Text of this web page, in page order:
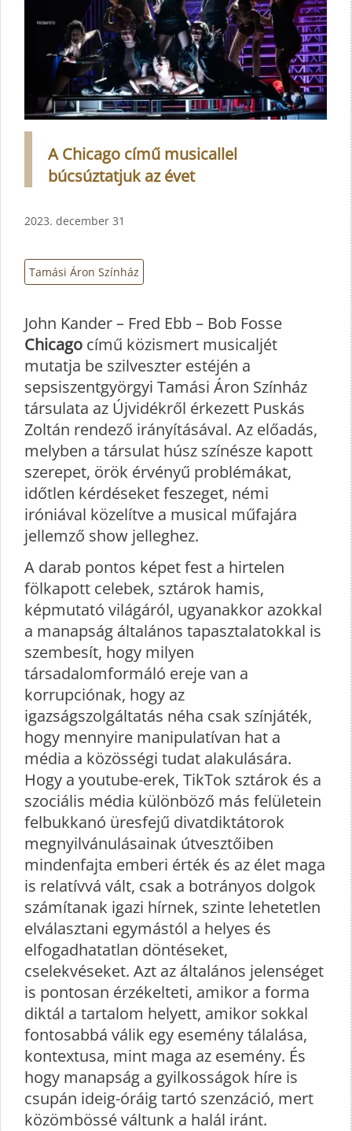
A Chicago című musicallel
búcsúztatjuk az évet
2023. december 31
Tamási Áron Színház
John Kander – Fred Ebb – Bob Fosse
Chicago című közismert musicaljét
mutatja be szilveszter estéjén a
sepsiszentgyörgyi Tamási Áron Színház
társulata az Újvidékről érkezett Puskás
Zoltán rendező irányításával. Az előadás,
melyben a társulat húsz színésze kapott
szerepet, örök érvényű problémákat,
időtlen kérdéseket feszeget, némi
iróniával közelítve a musical műfajára
jellemző show jelleghez.
A darab pontos képet fest a hirtelen
fölkapott celebek, sztárok hamis,
képmutató világáról, ugyanakkor azokkal
a manapság általános tapasztalatokkal is
szembesít, hogy milyen
társadalomformáló ereje van a
korrupciónak, hogy az
igazságszolgáltatás néha csak színjáték,
hogy mennyire manipulatívan hat a
média a közösségi tudat alakulására.
Hogy a youtube-erek, TikTok sztárok és a
szociális média különböző más felületein
felbukkanó üresfejű divatdiktátorok
megnyilvánulásainak útvesztőiben
mindenfajta emberi érték és az élet maga
is relatívvá vált, csak a botrányos dolgok
számítanak igazi hírnek, szinte lehetetlen
elválasztani egymástól a helyes és
elfogadhatatlan döntéseket,
cselekvéseket. Azt az általános jelenséget
is pontosan érzékelteti, amikor a forma
diktál a tartalom helyett, amikor sokkal
fontosabbá válik egy esemény tálalása,
kontextusa, mint maga az esemény. És
hogy manapság a gyilkosságok híre is
csupán ideig-óráig tartó szenzáció, mert
közömbössé váltunk a halál iránt.